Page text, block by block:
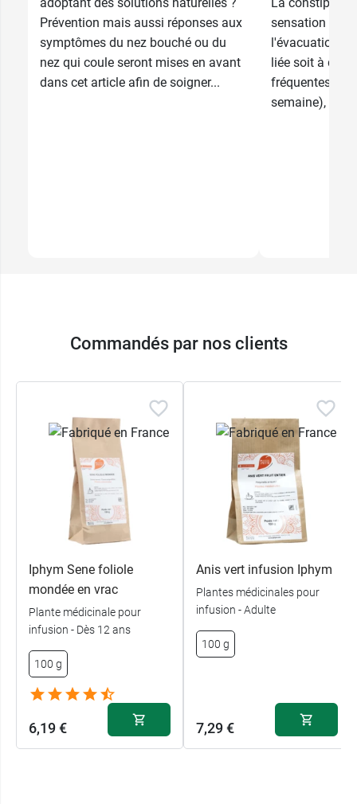
Prévention mais aussi réponses aux
symptômes du nez bouché ou du
nez qui coule seront mises en avant
dans cet article afin de soigner...
sensation
l'évacuation
liée soit à des
fréquentes
semaine), soit
Commandés par nos clients
Iphym Sene foliole
mondée en vrac
Plante médicinale pour
infusion - Dès 12 ans
100 g
6,19 €
Anis vert infusion Iphym
Plantes médicinales pour
infusion - Adulte
100 g
7,29 €